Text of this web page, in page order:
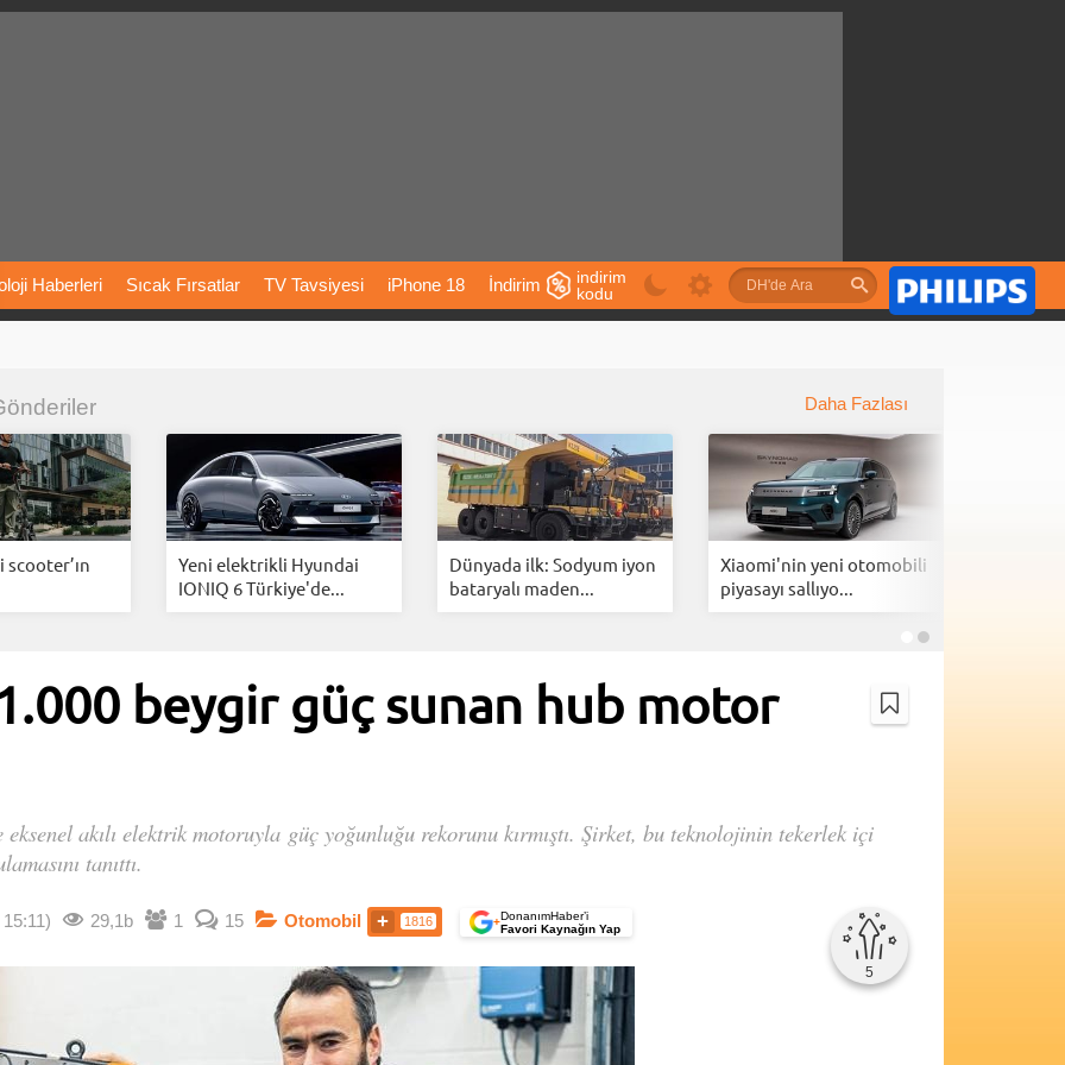
Haberleri Sıcak Fırsatlar TV Tavsiyesi iPhone 18 İndirim
Vizyondaki
Dondurma İnstagram Çöktü Mü
indirim
kodu
Daha Fazlası
Yeni elektrikli Hyundai
IONIQ 6 Türkiye'de...
Dünyada ilk: Sodyum iyon
bataryalı maden...
Xiaomi'nin yeni otomobili
piyasayı sallıyo...
beygir güç sunan hub motor
eksenel akılı elektrik motoruyla güç yoğunluğu rekorunu kırmıştı. Şirket, bu teknolojinin tekerlek içi
tanıttı.
29,1b 1 15 Otomobil 1816 +DonanımHaber’i
Favori Kaynağın Yap
5